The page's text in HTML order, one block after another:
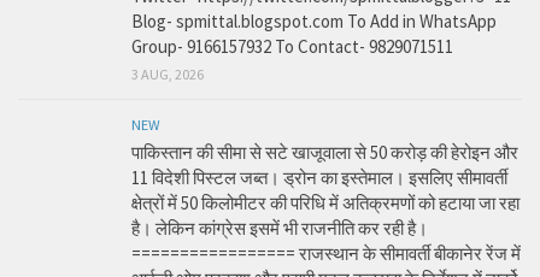
Blog- spmittal.blogspot.com To Add in WhatsApp
Group- 9166157932 To Contact- 9829071511
3 AUG, 2026
NEW
पाकिस्तान की सीमा से सटे खाजूवाला से 50 करोड़ की हेरोइन और
11 विदेशी पिस्टल जब्त। ड्रोन का इस्तेमाल। इसलिए सीमावर्ती
क्षेत्रों में 50 किलोमीटर की परिधि में अतिक्रमणों को हटाया जा रहा
है। लेकिन कांग्रेस इसमें भी राजनीति कर रही है।
================= राजस्थान के सीमावर्ती बीकानेर रेंज में